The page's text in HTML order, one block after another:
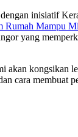
inisiatif
Rumah Mampu
yang
akan kongsikan
cara membuat